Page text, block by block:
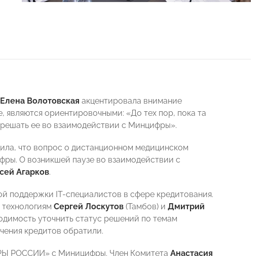
Елена Волотовская акцентировала внимание
являются ориентировочными: «До тех пор, пока та
ее во взаимодействии с Минцифры».
что вопрос о дистанционном медицинском
О возникшей паузе во взаимодействии с
Агарков.
поддержки IT-специалистов в сфере кредитования.
Сергей Лоскутов (Тамбов) и Дмитрий
уточнить статус решений по темам
кредитов обратили.
РОССИИ» с Миницифры. Член Комитета Анастасия